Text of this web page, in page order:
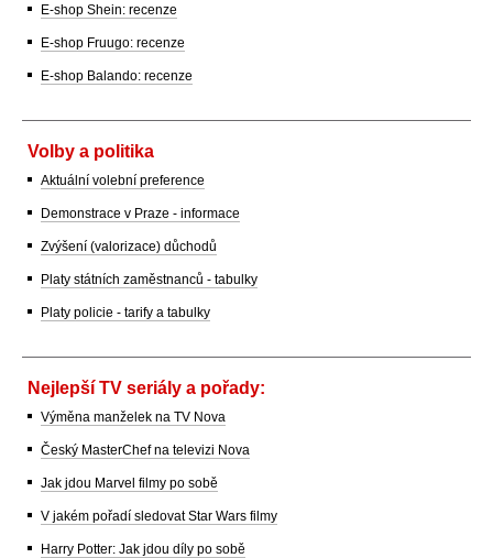
E-shop Shein: recenze
E-shop Fruugo: recenze
E-shop Balando: recenze
Volby a politika
Aktuální volební preference
Demonstrace v Praze - informace
Zvýšení (valorizace) důchodů
Platy státních zaměstnanců - tabulky
Platy policie - tarify a tabulky
Nejlepší TV seriály a pořady:
Výměna manželek na TV Nova
Český MasterChef na televizi Nova
Jak jdou Marvel filmy po sobě
V jakém pořadí sledovat Star Wars filmy
Harry Potter: Jak jdou díly po sobě